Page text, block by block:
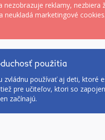
nezobrazuje reklamy, nezbiera
neukladá marketingové
použitia
zvládnu používať aj deti, ktoré
pre učiteľov, ktori so
začínajú.